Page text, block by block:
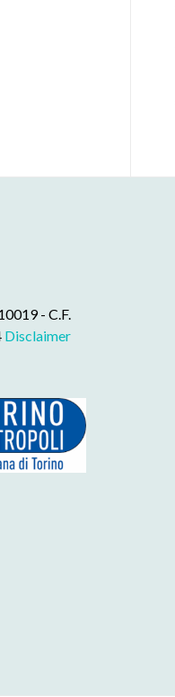
- C.F.
Disclaimer